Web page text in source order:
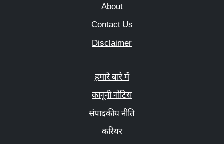
About
Contact Us
Disclaimer
हमारे बारे में
कानूनी नोटिस
संपादकीय नीति
करियर